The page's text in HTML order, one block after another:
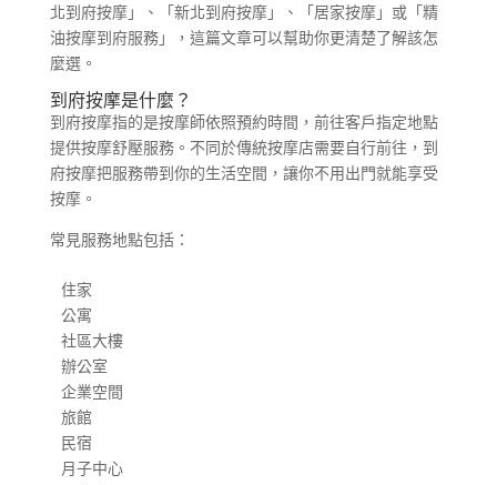
北到府按摩」、「新北到府按摩」、「居家按摩」或「精
油按摩到府服務」，這篇文章可以幫助你更清楚了解該怎
麼選。
到府按摩是什麼？
到府按摩指的是按摩師依照預約時間，前往客戶指定地點
提供按摩舒壓服務。不同於傳統按摩店需要自行前往，到
府按摩把服務帶到你的生活空間，讓你不用出門就能享受
按摩。
常見服務地點包括：
住家
公寓
社區大樓
辦公室
企業空間
旅館
民宿
月子中心